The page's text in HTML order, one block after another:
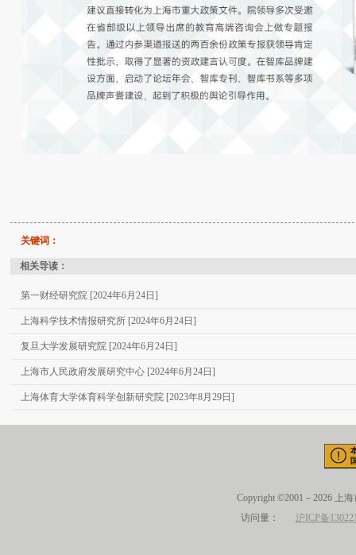
关键词：
相关导读：
第一财经研究院 [2024年6月24日]
上海科学技术情报研究所 [2024年6月24日]
复旦大学发展研究院 [2024年6月24日]
上海市人民政府发展研究中心 [2024年6月24日]
上海体育大学体育科学创新研究院 [2023年8月29日]
Copyright ©2001－2026 上
访问量： 沪ICP备